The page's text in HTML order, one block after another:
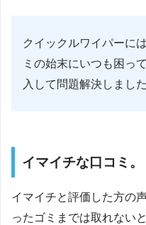
クイックルワイパーに
ミの始末にいつも困っ
入して問題解決しまし
イマイチな口コミ。
イマイチと評価した方の
ったゴミまでは取れない